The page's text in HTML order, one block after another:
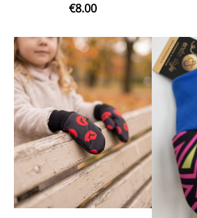
€8.00